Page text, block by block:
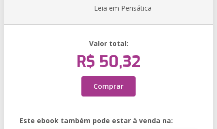
Leia em Pensática
Valor total:
R$ 50,32
Comprar
Este ebook também pode estar à venda na: